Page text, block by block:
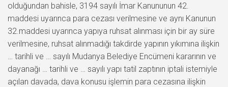
olduğundan bahisle, 3194 sayılı İmar Kanununun 42.
maddesi uyarınca para cezası verilmesine ve aynı Kanunun
32.maddesi uyarınca yapıya ruhsat alınması için bir ay süre
verilmesine, ruhsat alınmadığı takdirde yapının yıkımına ilişkin
… tarihli ve … sayılı Mudanya Belediye Encümeni kararının ve
dayanağı … tarihli ve … sayılı yapı tatil zaptının iptali istemiyle
açılan davada, dava konusu işlemin para cezasına ilişkin